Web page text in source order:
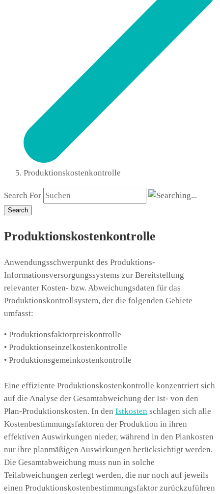
Produktionskostenkontrolle
Search For
Search
Produktionskostenkontrolle
Anwendungsschwerpunkt des Produktions-
Informationsversorgungssystems zur Bereitstellung
relevanter Kosten- bzw. Abweichungsdaten für das
Produktionskontrollsystem, der die folgenden Gebiete
umfasst:
• Produktionsfaktorpreiskontrolle
• Produktionseinzelkostenkontrolle
• Produktionsgemeinkostenkontrolle
Eine effiziente Produktionskostenkontrolle konzentriert sich
auf die Analyse der Gesamtabweichung der Ist- von den
Plan-Produktionskosten. In den Istkosten schlagen sich alle
Kostenbestimmungsfaktoren der Produktion in ihren
effektiven Auswirkungen nieder, während in den Plankosten
nur ihre planmäßigen Auswirkungen berücksichtigt werden.
Die Gesamtabweichung muss nun in solche
Teilabweichungen zerlegt werden, die nur noch auf jeweils
einen Produktionskostenbestimmungsfaktor zurückzuführen